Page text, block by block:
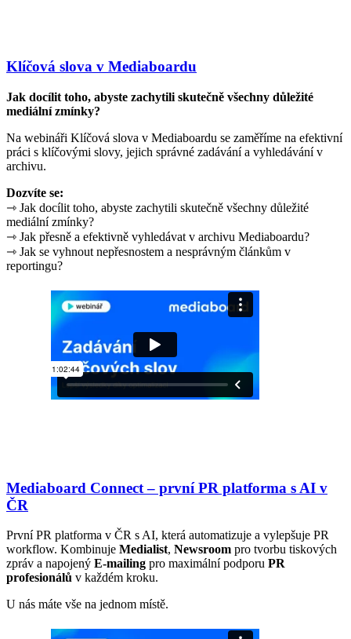
Klíčová slova v Mediaboardu
Jak docílit toho, abyste zachytili skutečně všechny důležité
mediální zmínky?
Na webináři Klíčová slova v Mediaboardu se zaměříme na efektivní
práci s klíčovými slovy, jejich správné zadávání a vyhledávání v
archivu.
Dozvíte se:
⇾ Jak docílit toho, abyste zachytili skutečně všechny důležité
mediální zmínky?
⇾ Jak přesně a efektivně vyhledávat v archivu Mediaboardu?
⇾ Jak se vyhnout nepřesnostem a nesprávným článkům v
reportingu?
Mediaboard Connect – první PR platforma s AI v
ČR
První PR platforma v ČR s AI, která automatizuje a vylepšuje PR
workflow. Kombinuje Medialist, Newsroom pro tvorbu tiskových
zpráv a napojený E-mailing pro maximální podporu PR
profesionálů v každém kroku.
U nás máte vše na jednom místě.